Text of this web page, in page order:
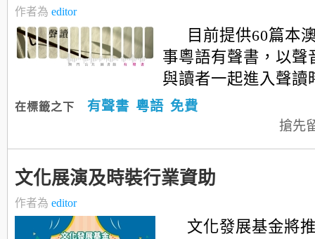
作者為 editor
目前提供60篇本
事粵語有聲書，以聲
與讀者一起進入聲
在標籤之下 有聲書 粵語 免費
搶先
文化展演及時裝行業資助
作者為 editor
文化發展基金將